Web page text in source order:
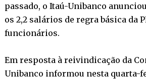
passado, o Itaú-Unibanco
os 2,2 salários de regra básica da
funcionários.
Em resposta à reivindicação da
Unibanco informou nesta quarta-